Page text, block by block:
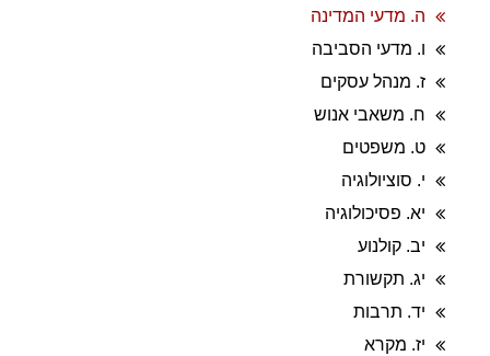
ה. מדעי המדינה
ו. מדעי הסביבה
ז. מנהל עסקים
ח. משאבי אנוש
ט. משפטים
י. סוציולוגיה
יא. פסיכולוגיה
יב. קולנוע
יג. תקשורת
יד. תרבות
יז. מקרא